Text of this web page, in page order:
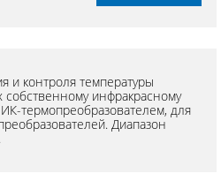
и контроля температуры
собственному инфракрасному
термопреобразователем, для
Диапазон